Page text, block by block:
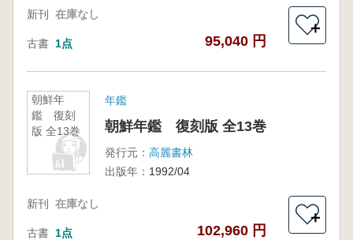
新刊 在庫なし
古書 1点 95,040 円
＋
朝鮮年
鑑 復刻
版 全13巻
年鑑
朝鮮年鑑 復刻版 全13巻
発行元： 高麗書林
出版年： 1992/04
新刊 在庫なし
古書 1点 102,960 円
＋